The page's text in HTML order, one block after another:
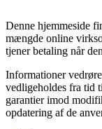
Denne hjemmeside
mængde online
tjener betaling når
Informationer
vedligeholdes fra tid
garantier imod
opdatering af de